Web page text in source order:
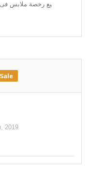
يع رخصة ملابس فى
2019